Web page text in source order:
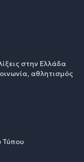
στην Ελλάδα
αθλητισμός
Τύπου